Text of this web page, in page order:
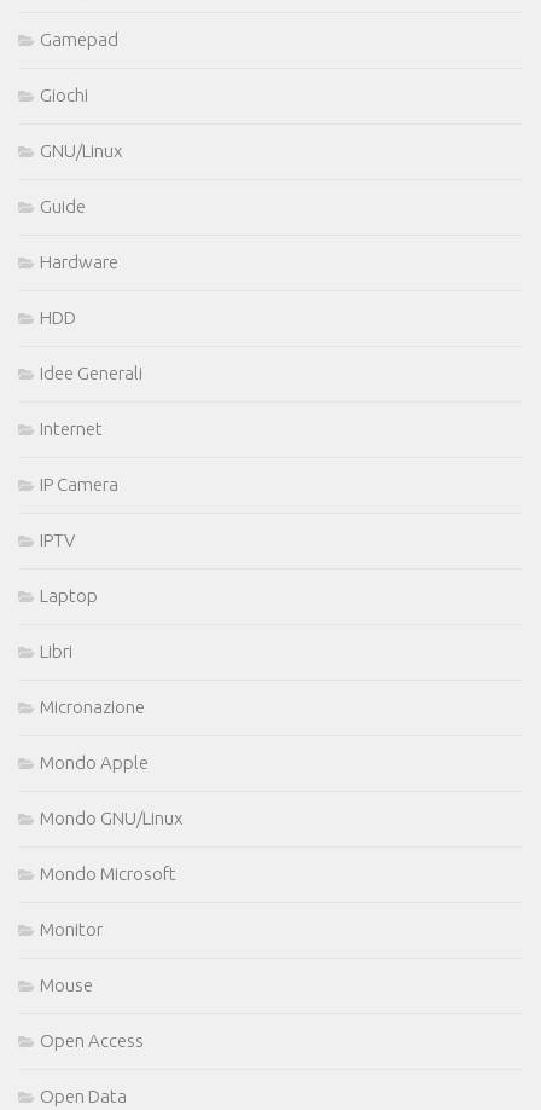
Gamepad
Giochi
GNU/Linux
Guide
Hardware
HDD
Idee Generali
Internet
IP Camera
IPTV
Laptop
Libri
Micronazione
Mondo Apple
Mondo GNU/Linux
Mondo Microsoft
Monitor
Mouse
Open Access
Open Data